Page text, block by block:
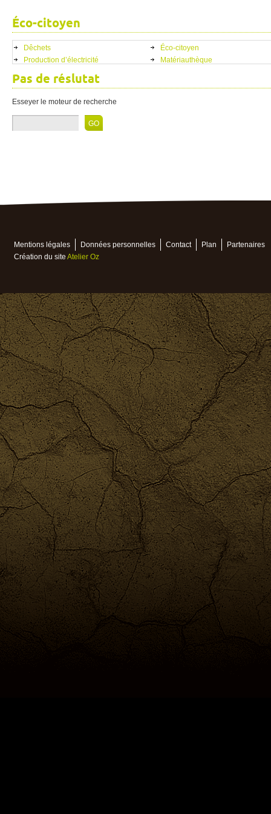
Éco-citoyen
Dêchets
Éco-citoyen
Production d’électricité
Matériauthèque
Pas de réslutat
Esseyer le moteur de recherche
Mentions légales Données personnelles Contact Plan
Partenaires
Création du site Atelier Oz